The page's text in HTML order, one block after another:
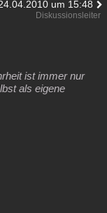
um 15:48
Diskussionsleiter
ist immer nur
als eigene